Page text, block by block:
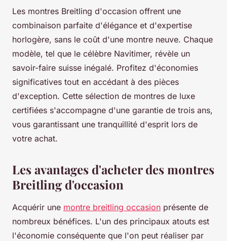
Les montres Breitling d'occasion offrent une
combinaison parfaite d'élégance et d'expertise
horlogère, sans le coût d'une montre neuve. Chaque
modèle, tel que le célèbre Navitimer, révèle un
savoir-faire suisse inégalé. Profitez d'économies
significatives tout en accédant à des pièces
d'exception. Cette sélection de montres de luxe
certifiées s'accompagne d'une garantie de trois ans,
vous garantissant une tranquillité d'esprit lors de
votre achat.
Les avantages d'acheter des montres
Breitling d'occasion
Acquérir une montre breitling occasion présente de
nombreux bénéfices. L'un des principaux atouts est
l'économie conséquente que l'on peut réaliser par